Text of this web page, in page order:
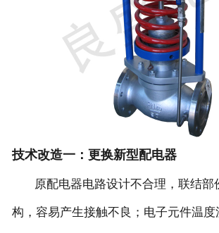
技术改造一：更换新型配电器
原配电器电路设计不合理，联结部
构，容易产生接触不良；电子元件温